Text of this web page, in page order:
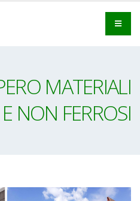
MATERIALI
NON FERROSI